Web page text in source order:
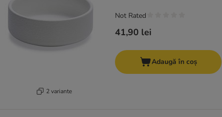
2 variante
41,90 lei
Not Rated
Adaugă în coș